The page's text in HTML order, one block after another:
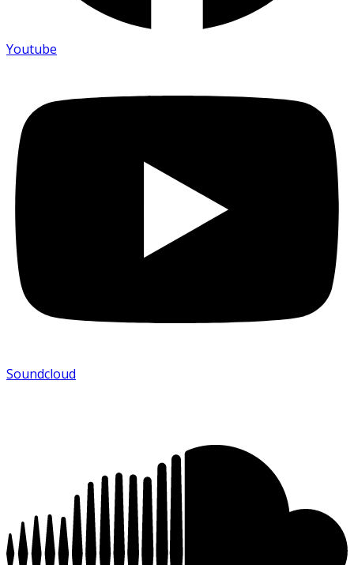
Youtube
Soundcloud